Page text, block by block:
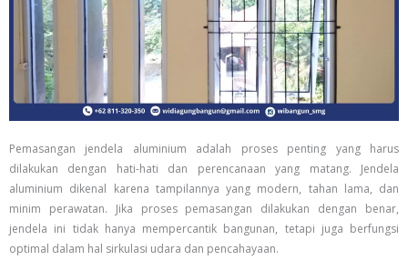
Pemasangan jendela aluminium adalah proses penting yang harus
dilakukan dengan hati-hati dan perencanaan yang matang. Jendela
aluminium dikenal karena tampilannya yang modern, tahan lama, dan
minim perawatan. Jika proses pemasangan dilakukan dengan benar,
jendela ini tidak hanya mempercantik bangunan, tetapi juga berfungsi
optimal dalam hal sirkulasi udara dan pencahayaan.